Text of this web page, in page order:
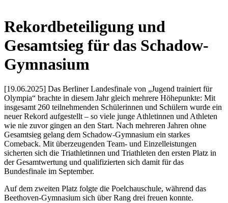
Rekordbeteiligung und
Gesamtsieg für das Schadow-
Gymnasium
[19.06.2025] Das Berliner Landesfinale von „Jugend trainiert für
Olympia“ brachte in diesem Jahr gleich mehrere Höhepunkte: Mit
insgesamt 260 teilnehmenden Schülerinnen und Schülern wurde ein
neuer Rekord aufgestellt – so viele junge Athletinnen und Athleten
wie nie zuvor gingen an den Start. Nach mehreren Jahren ohne
Gesamtsieg gelang dem Schadow-Gymnasium ein starkes
Comeback. Mit überzeugenden Team- und Einzelleistungen
sicherten sich die Triathletinnen und Triathleten den ersten Platz in
der Gesamtwertung und qualifizierten sich damit für das
Bundesfinale im September.
Auf dem zweiten Platz folgte die Poelchauschule, während das
Beethoven-Gymnasium sich über Rang drei freuen konnte.